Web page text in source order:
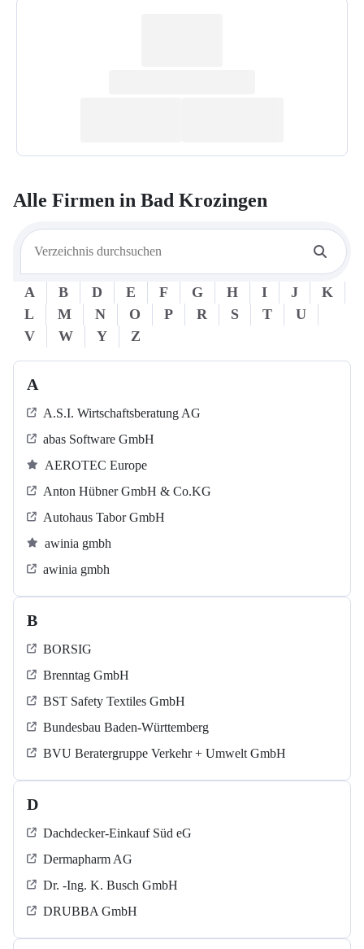
Alle Firmen in Bad Krozingen
A B D E F G H I J
K
L
M N O P R S T
U
V
W Y Z
A
A.S.I. Wirtschaftsberatung AG
abas Software GmbH
AEROTEC Europe
Anton Hübner GmbH & Co.KG
Autohaus Tabor GmbH
awinia gmbh
awinia gmbh
B
BORSIG
Brenntag GmbH
BST Safety Textiles GmbH
Bundesbau Baden-Württemberg
BVU Beratergruppe Verkehr + Umwelt GmbH
D
Dachdecker-Einkauf Süd eG
Dermapharm AG
Dr. -Ing. K. Busch GmbH
DRUBBA GmbH